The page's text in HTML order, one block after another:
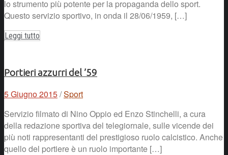
lo strumento più potente per la propaganda dello sport.
Questo servizio sportivo, in onda il 28/06/1959, […]
Leggi tutto
Portieri azzurri del ’59
5 Giugno 2015/Sport
Servizio filmato di Nino Oppio ed Enzo Stinchelli, a cura
della redazione sportiva del telegiornale, sulle vicende dei
più noti rappresentanti del prestigioso ruolo calcistico. Anche
quello del portiere è un ruolo importante […]